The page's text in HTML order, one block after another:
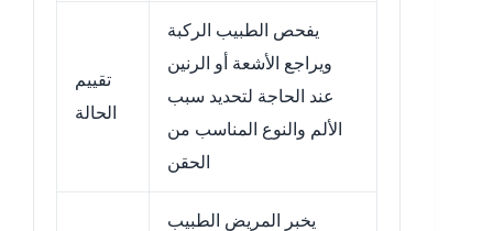
تقييم
الحالة
يفحص الطبيب الركبة
ويراجع الأشعة أو الرنين
عند الحاجة لتحديد سبب
الألم والنوع المناسب من
الحقن
يخبر المريض الطبيب